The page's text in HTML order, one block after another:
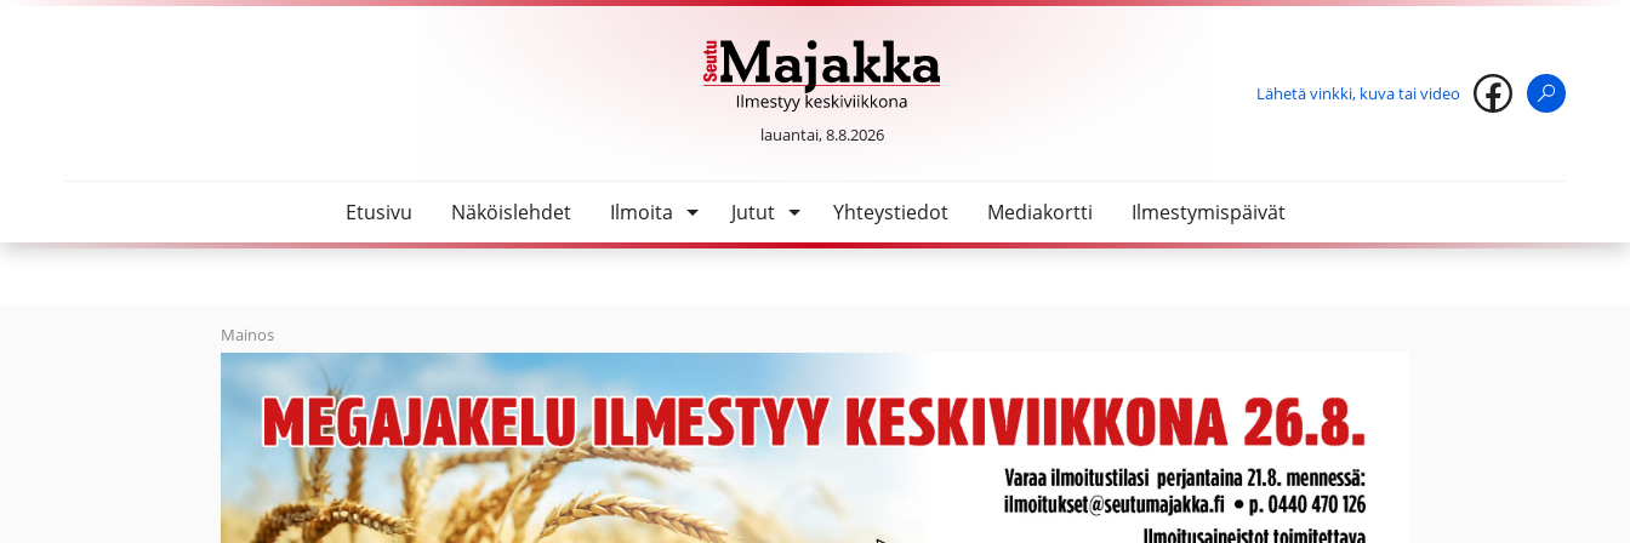
SeutuMajakka
lauantai, 8.8.2026
Lähetä vinkki, kuva tai video
Etusivu Näköislehdet Ilmoita Jutut Yhteystiedot Mediakortti Ilmestymispäivät
Mainos